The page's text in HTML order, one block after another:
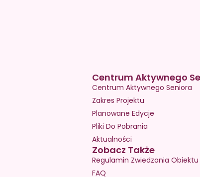
Centrum Aktywnego
Centrum Aktywnego Seniora
Zakres Projektu
Planowane Edycje
Pliki Do Pobrania
Aktualności
Zobacz Także
Regulamin Zwiedzania Obiektu
FAQ